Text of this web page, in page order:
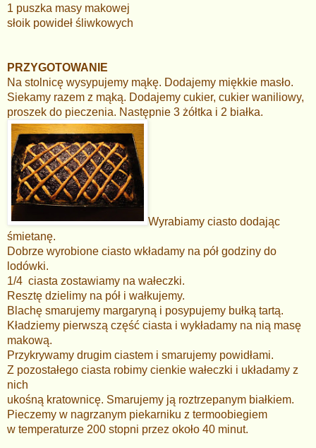
1 puszka masy makowej
słoik powideł śliwkowych
PRZYGOTOWANIE
Na stolnicę wysypujemy mąkę. Dodajemy miękkie masło.
Siekamy razem z mąką. Dodajemy cukier, cukier waniliowy,
proszek do pieczenia. Następnie 3 żółtka i 2 białka.
Wyrabiamy ciasto dodając
śmietanę.
Dobrze wyrobione ciasto wkładamy na pół godziny do
lodówki.
1/4 ciasta zostawiamy na wałeczki.
Resztę dzielimy na pół i wałkujemy.
Blachę smarujemy margaryną i posypujemy bułką tartą.
Kładziemy pierwszą część ciasta i wykładamy na nią masę
makową.
Przykrywamy drugim ciastem i smarujemy powidłami.
Z pozostałego ciasta robimy cienkie wałeczki i układamy z
nich
ukośną kratownicę. Smarujemy ją roztrzepanym białkiem.
Pieczemy w nagrzanym piekarniku z termoobiegiem
w temperaturze 200 stopni przez około 40 minut.